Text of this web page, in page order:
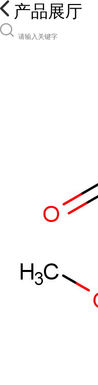
产品展厅